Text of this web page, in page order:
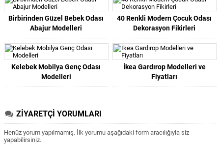
Birbirinden Güzel Bebek Odası
Abajur Modelleri
40 Renkli Modern Çocuk Odası
Dekorasyon Fikirleri
Kelebek Mobilya Genç Odası
Modelleri
İkea Gardırop Modelleri ve
Fiyatları
ZİYARETÇİ YORUMLARI
Henüz yorum yapılmamış. İlk yorumu aşağıdaki form aracılığıyla siz
yapabilirsiniz.